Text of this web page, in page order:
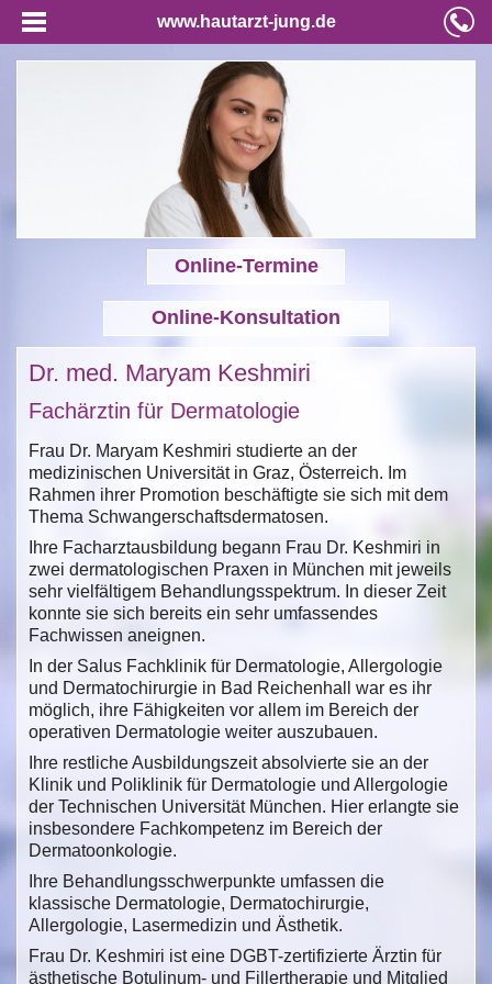
www.hautarzt-jung.de
Online-Termine
Online-Konsultation
Dr. med. Maryam Keshmiri
Fachärztin für Dermatologie
Frau Dr. Maryam Keshmiri studierte an der
medizinischen Universität in Graz, Österreich. Im
Rahmen ihrer Promotion beschäftigte sie sich mit dem
Thema Schwangerschaftsdermatosen.
Ihre Facharztausbildung begann Frau Dr. Keshmiri in
zwei dermatologischen Praxen in München mit jeweils
sehr vielfältigem Behandlungsspektrum. In dieser Zeit
konnte sie sich bereits ein sehr umfassendes
Fachwissen aneignen.
In der Salus Fachklinik für Dermatologie, Allergologie
und Dermatochirurgie in Bad Reichenhall war es ihr
möglich, ihre Fähigkeiten vor allem im Bereich der
operativen Dermatologie weiter auszubauen.
Ihre restliche Ausbildungszeit absolvierte sie an der
Klinik und Poliklinik für Dermatologie und Allergologie
der Technischen Universität München. Hier erlangte sie
insbesondere Fachkompetenz im Bereich der
Dermatoonkologie.
Ihre Behandlungsschwerpunkte umfassen die
klassische Dermatologie, Dermatochirurgie,
Allergologie, Lasermedizin und Ästhetik.
Frau Dr. Keshmiri ist eine DGBT-zertifizierte Ärztin für
ästhetische Botulinum- und Fillertherapie und Mitglied